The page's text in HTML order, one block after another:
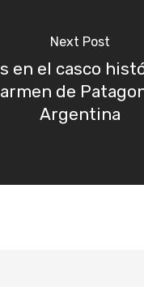
Next Post
en el casco
de
Argentina